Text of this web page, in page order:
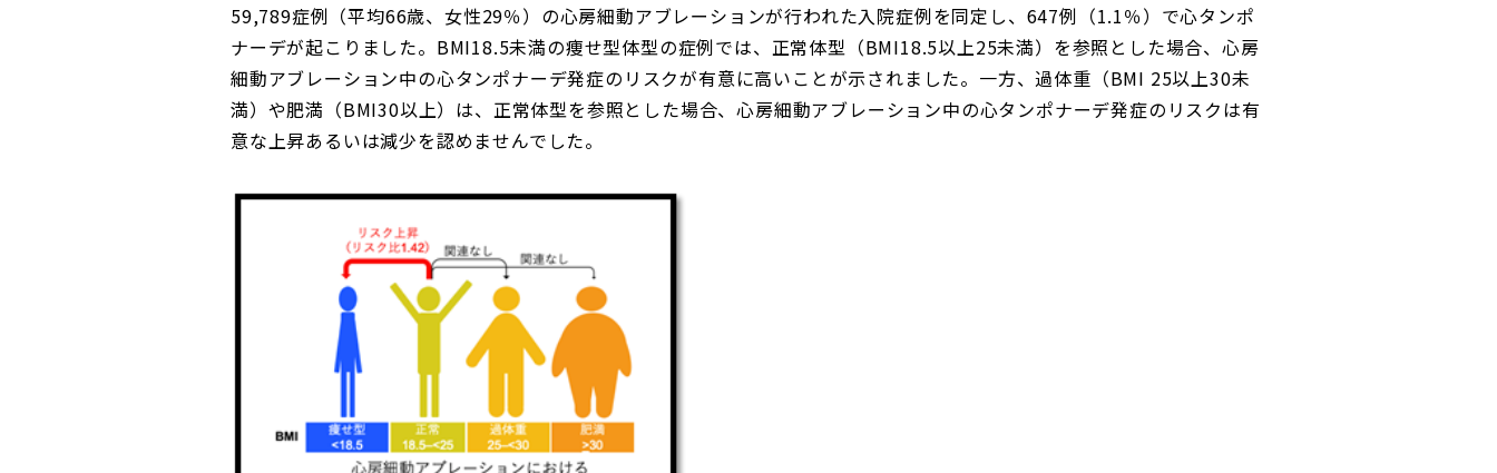
59,789症例（平均66歳、女性29％）の心房細動アブレーションが行われた入院症例を同定し、647例（1.1％）で心タンポ
ナーデが起こりました。BMI18.5未満の痩せ型体型の症例では、正常体型（BMI18.5以上25未満）を参照とした場合、心房
細動アブレーション中の心タンポナーデ発症のリスクが有意に高いことが示されました。一方、過体重（BMI 25以上30未
満）や肥満（BMI30以上）は、正常体型を参照とした場合、心房細動アブレーション中の心タンポナーデ発症のリスクは有
意な上昇あるいは減少を認めませんでした。